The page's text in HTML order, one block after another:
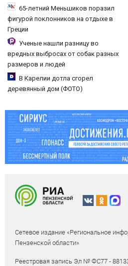
Турции65-летний Меньшиков поразил
фигурой поклонников на отдыхе в
Греции
Ученые нашли разницу во
вредных выбросах от собак разных
размеров и людей
В Карелии дотла сгорел
деревянный дом (ФОТО)
Сетевое издание «Региональное
Пензенской области»
Реестровая запись Эл № ФС77 -